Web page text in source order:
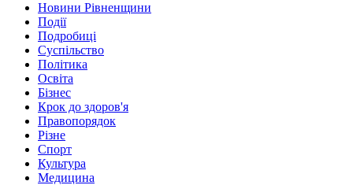
Новини Рівненщини
Події
Подробиці
Суспільство
Політика
Освіта
Бізнес
Крок до здоров'я
Правопорядок
Різне
Спорт
Культура
Медицина